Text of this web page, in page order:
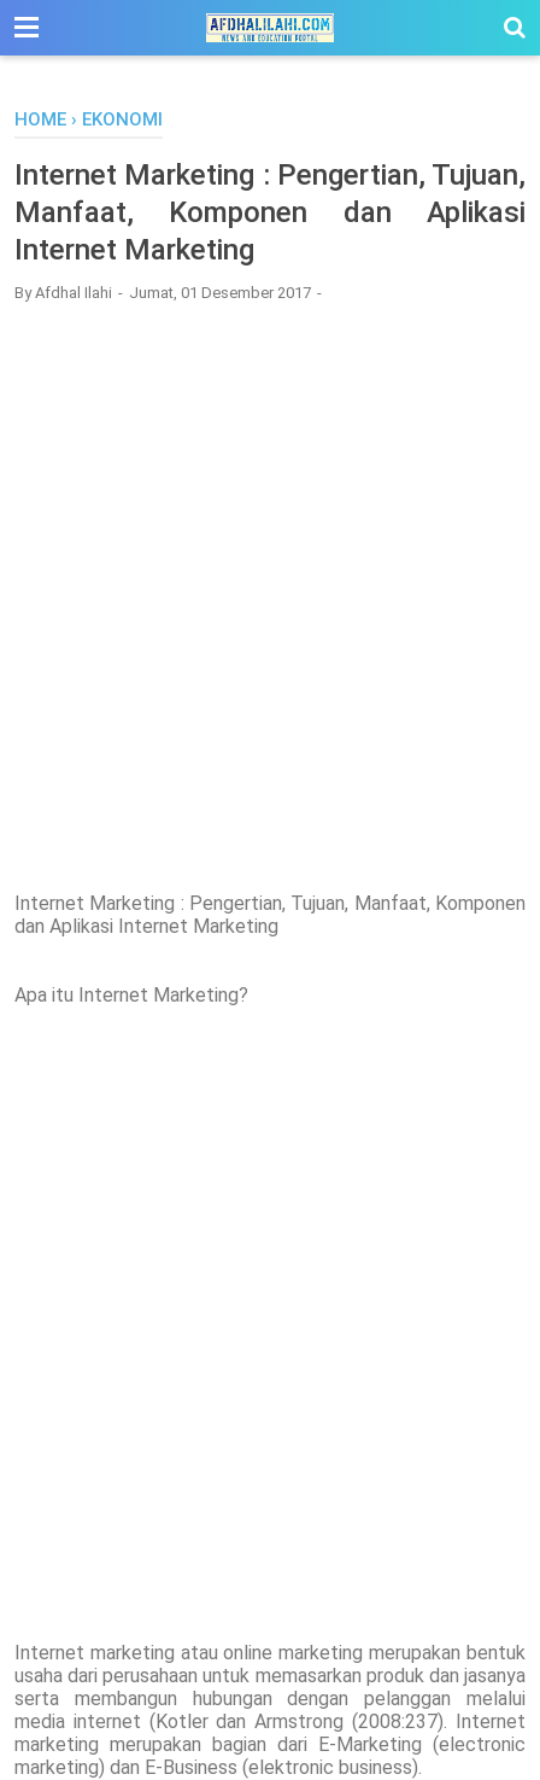
-->
HOME › EKONOMI
Internet Marketing : Pengertian, Tujuan,
Manfaat, Komponen dan Aplikasi
Internet Marketing
ByAfdhal Ilahi Jumat, 01 Desember 2017
Internet Marketing : Pengertian, Tujuan, Manfaat, Komponen
dan Aplikasi Internet Marketing
Apa itu Internet Marketing?
Internet marketing atau online marketing merupakan bentuk
usaha dari perusahaan untuk memasarkan produk dan jasanya
serta membangun hubungan dengan pelanggan melalui
media internet (Kotler dan Armstrong (2008:237). Internet
marketing merupakan bagian dari E-Marketing (electronic
marketing) dan E-Business (elektronic business).